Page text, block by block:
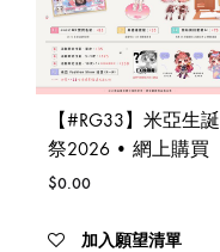
【#RG33】米亞生誕
祭2026 • 網上購買
$0.00
加入願望清單